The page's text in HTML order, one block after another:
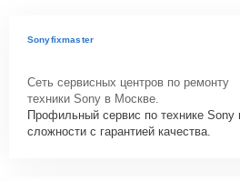
Sonyfixmaster
Сеть сервисных центров по ремонту
техники Sony в Москве.
Профильный сервис по технике
сложности с гарантией качества.